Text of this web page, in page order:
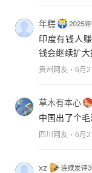
年糕
印度有钱人
钱会继续扩大
贵州网友 6月
草木有本心
中国出了个毛
四川网友 6月
xz